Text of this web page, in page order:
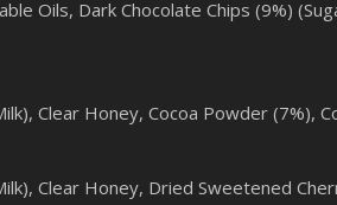
Oils, Dark Chocolate Chips (9%)
Clear Honey, Cocoa Powder (7%),
Clear Honey, Dried Sweetened